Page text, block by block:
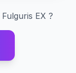
Fulguris EX ?